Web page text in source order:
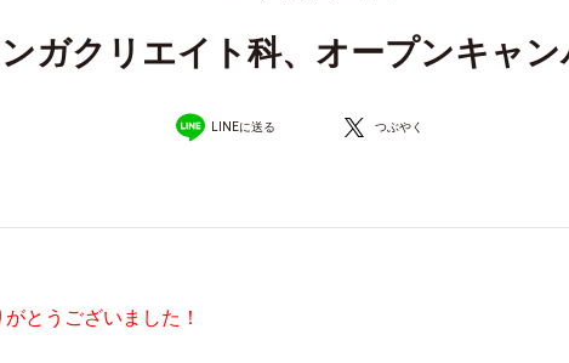
ガクリエイト科、オープンキャン
LINEに送る つぶやく
とうございました！